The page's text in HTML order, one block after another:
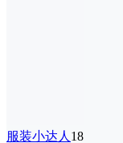
服装小达人 18